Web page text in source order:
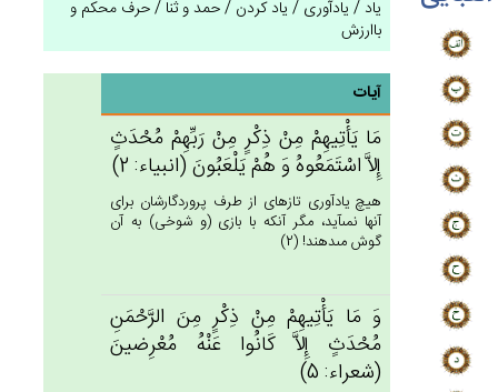
یاد / یادآوری / یاد کردن / حمد و ثنا / حرف محکم و
باارزش
آیات
مَا يَأْتِيهِمْ‌ مِنْ‌ ذِكْرٍ مِنْ‌ رَبِّهِمْ‌ مُحْدَث‌ٍ
إِلاَّ اسْتَمَعُوه‌ُ وَ هُم‌ْ يَلْعَبُون‌َ (انبياء: 2)
هيچ يادآورى تازه‏اى از طرف پروردگارشان براى
آنها نمى‏آيد، مگر آنكه با بازى (و شوخى) به آن
گوش مى‏دهند! (2)
وَ مَا يَأْتِيهِمْ‌ مِنْ‌ ذِكْرٍ مِن‌َ الرَّحْمَن‌ِ
مُحْدَث‌ٍ إِلاَّ كَانُوا عَنْه‌ُ مُعْرِضين‌َ
(شعراء: 5)